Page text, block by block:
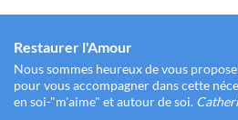
Restaurer l'Amour
Nous sommes heureux de vous
pour vous accompagner dans cette
en soi-"m'aime" et autour de soi.